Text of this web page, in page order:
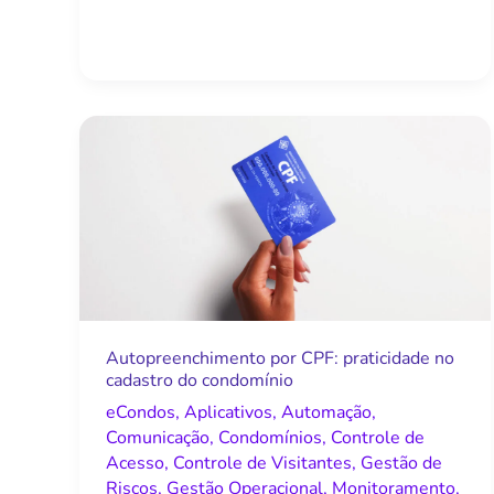
Autopreenchimento por CPF: praticidade no
cadastro do condomínio
eCondos, Aplicativos, Automação,
Comunicação, Condomínios, Controle de
Acesso, Controle de Visitantes, Gestão de
Riscos, Gestão Operacional, Monitoramento,
do
condomínio